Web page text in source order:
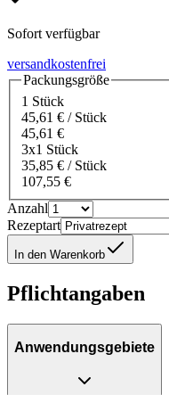
Sofort verfügbar
versandkostenfrei
Packungsgröße
1 Stück
45,61 € / Stück
45,61 €
3x1 Stück
35,85 € / Stück
107,55 €
Anzahl
Rezeptart
In den Warenkorb
Pflichtangaben
Anwendungsgebiete